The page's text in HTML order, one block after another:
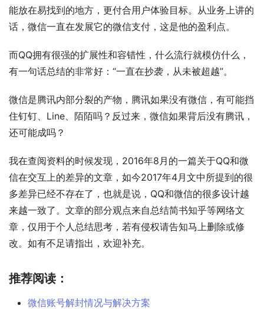
能放在易找到的地方，更付合用户体验目标。从业务上讲的
话，微信一直在发展它的微信支付，这是他的盈利点。
而QQ拥有很强的扩展性和容错性，什么流行就模仿什么，
有一句话总结的非常好：“一直在抄袭，从未被超越”。
微信是腾讯内部分裂的产物，腾讯如果没有微信，有可能挡
住钉钉、Line、陌陌吗？反过来，微信如果背后没有腾讯，
还可能成吗？
我在查阅资料的时候发现，2016年8月的一篇关于QQ和微
信在交互上的差异的文章，如今2017年4月文中所提到的很
多差异已经不存在了，也就是说，QQ和微信的很多设计越
来越一致了。文章的部分观点来自总结简书知乎等网络文
章，仅用于个人总结思考，若有侵权请告知马上删除或修
改。如有不足请指出，欢迎补充。
推荐阅读：
微信账号解封情况与解决方案